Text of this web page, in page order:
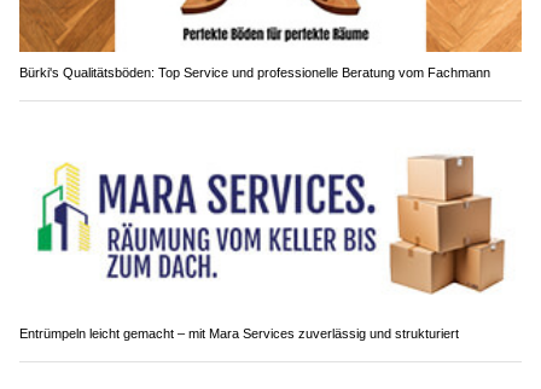
Bürki's Qualitätsböden: Top Service und professionelle Beratung vom Fachmann
Entrümpeln leicht gemacht – mit Mara Services zuverlässig und strukturiert